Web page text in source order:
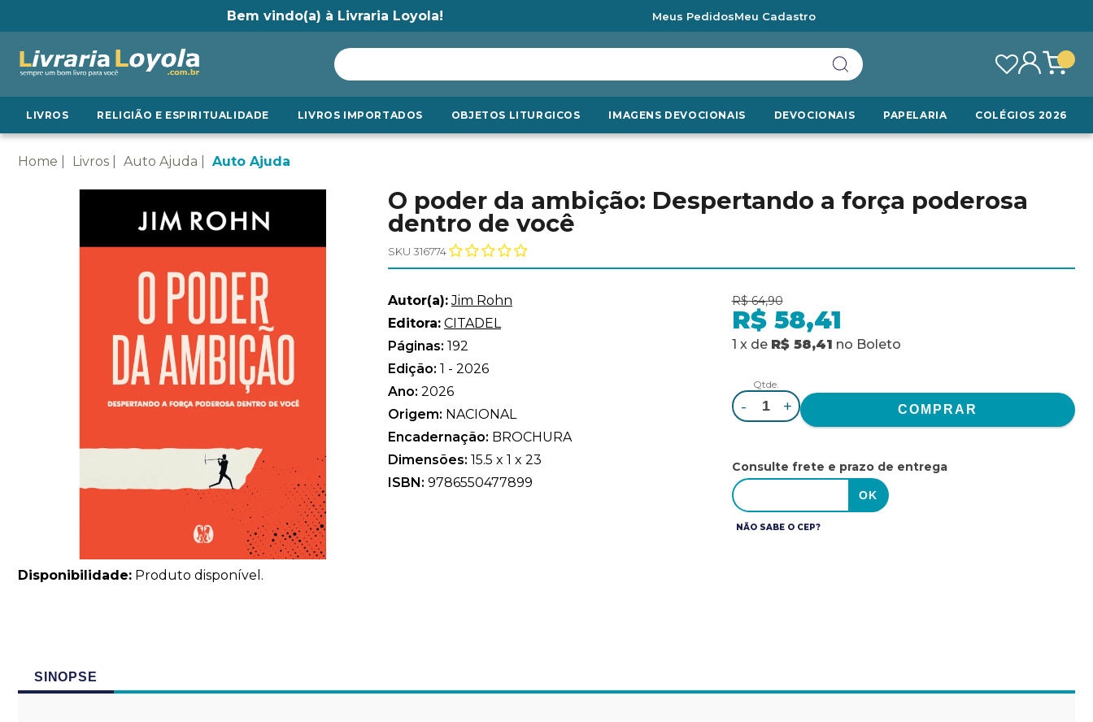
Bem vindo(a) à Livraria Loyola! Meus PedidosMeu Cadastro
LIVROS RELIGIÃO E ESPIRITUALIDADE LIVROS IMPORTADOS OBJETOS LITURGICOS IMAGENS DEVOCIONAIS DEVOCIONAIS PAPELARIA COLÉGIOS 2026
Home Livros Auto Ajuda Auto Ajuda
Disponibilidade: Produto disponível.
O poder da ambição: Despertando a força poderosa
dentro de você
SKU 316774
Autor(a): Jim Rohn
Editora: CITADEL
Páginas: 192
Edição: 1 - 2026
Ano: 2026
Origem: NACIONAL
Encadernação: BROCHURA
Dimensões: 15.5 x 1 x 23
ISBN: 9786550477899
R$ 64,90
R$ 58,41
1 x de R$ 58,41 no Boleto
Qtde.
- +
Consulte frete e prazo de entrega
NÃO SABE O CEP?
SINOPSE